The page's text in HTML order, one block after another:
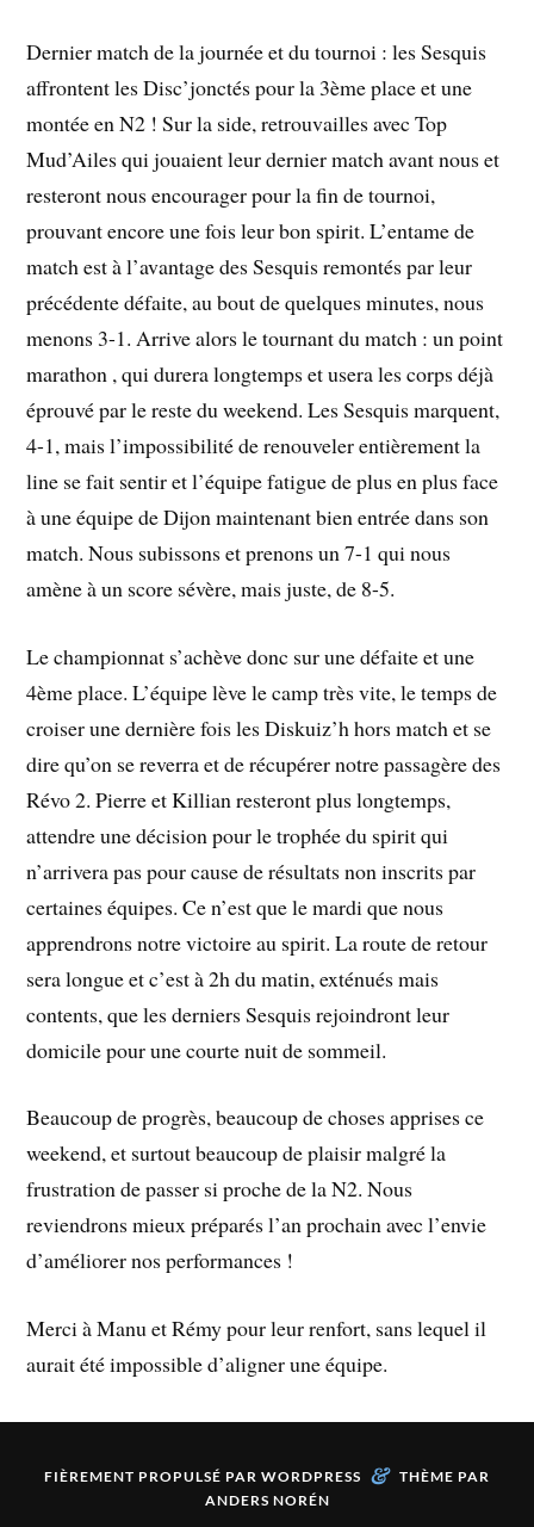
Dernier match de la journée et du tournoi : les Sesquis
affrontent les Disc’jonctés pour la 3ème place et une
montée en N2 ! Sur la side, retrouvailles avec Top
Mud’Ailes qui jouaient leur dernier match avant nous et
resteront nous encourager pour la fin de tournoi,
prouvant encore une fois leur bon spirit. L’entame de
match est à l’avantage des Sesquis remontés par leur
précédente défaite, au bout de quelques minutes, nous
menons 3-1. Arrive alors le tournant du match : un point
marathon , qui durera longtemps et usera les corps déjà
éprouvé par le reste du weekend. Les Sesquis marquent,
4-1, mais l’impossibilité de renouveler entièrement la
line se fait sentir et l’équipe fatigue de plus en plus face
à une équipe de Dijon maintenant bien entrée dans son
match. Nous subissons et prenons un 7-1 qui nous
amène à un score sévère, mais juste, de 8-5.
Le championnat s’achève donc sur une défaite et une
4ème place. L’équipe lève le camp très vite, le temps de
croiser une dernière fois les Diskuiz’h hors match et se
dire qu’on se reverra et de récupérer notre passagère des
Révo 2. Pierre et Killian resteront plus longtemps,
attendre une décision pour le trophée du spirit qui
n’arrivera pas pour cause de résultats non inscrits par
certaines équipes. Ce n’est que le mardi que nous
apprendrons notre victoire au spirit. La route de retour
sera longue et c’est à 2h du matin, exténués mais
contents, que les derniers Sesquis rejoindront leur
domicile pour une courte nuit de sommeil.
Beaucoup de progrès, beaucoup de choses apprises ce
weekend, et surtout beaucoup de plaisir malgré la
frustration de passer si proche de la N2. Nous
reviendrons mieux préparés l’an prochain avec l’envie
d’améliorer nos performances !
Merci à Manu et Rémy pour leur renfort, sans lequel il
aurait été impossible d’aligner une équipe.
FIÈREMENT PROPULSÉ PAR WORDPRESS & THÈME PAR
ANDERS NORÉN